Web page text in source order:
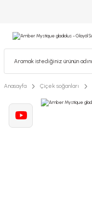
Anasayfa Çiçek soğanları